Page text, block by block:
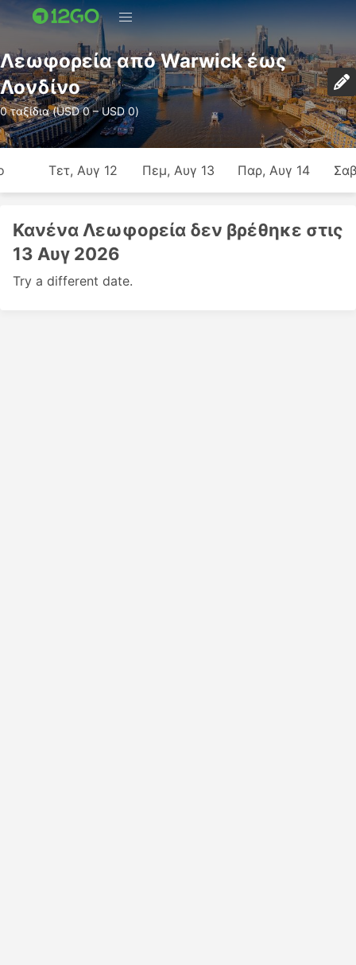
Λεωφορεία από Warwick έως
Λονδίνο
0 ταξίδια (USD 0 – USD 0)
Τετ, Αυγ 12 Πεμ, Αυγ 13 Παρ, Αυγ 14
Κανένα Λεωφορεία δεν βρέθηκε στις
13 Αυγ 2026
Try a different date.